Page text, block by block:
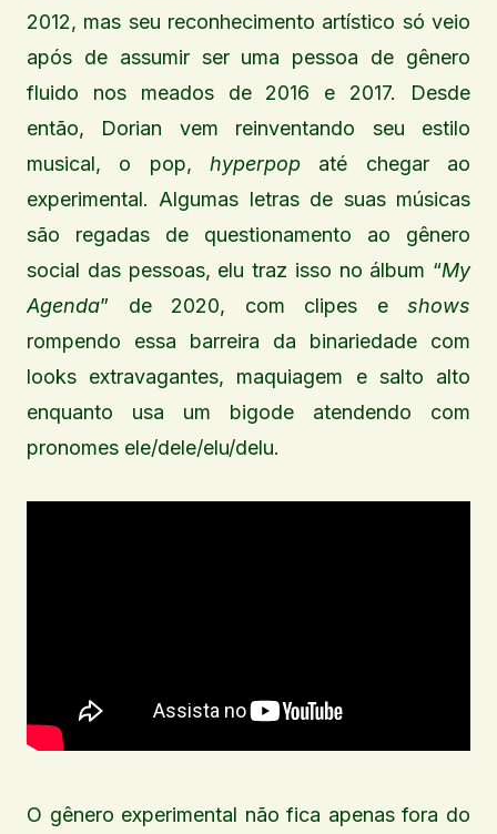
2012, mas seu reconhecimento artístico só veio
após de assumir ser uma pessoa de gênero
fluido nos meados de 2016 e 2017. Desde
então, Dorian vem reinventando seu estilo
musical, o pop, hyperpop até chegar ao
experimental. Algumas letras de suas músicas
são regadas de questionamento ao gênero
social das pessoas, elu traz isso no álbum “My
Agenda” de 2020, com clipes e shows
rompendo essa barreira da binariedade com
looks extravagantes, maquiagem e salto alto
enquanto usa um bigode atendendo com
pronomes ele/dele/elu/delu.
O gênero experimental não fica apenas fora do